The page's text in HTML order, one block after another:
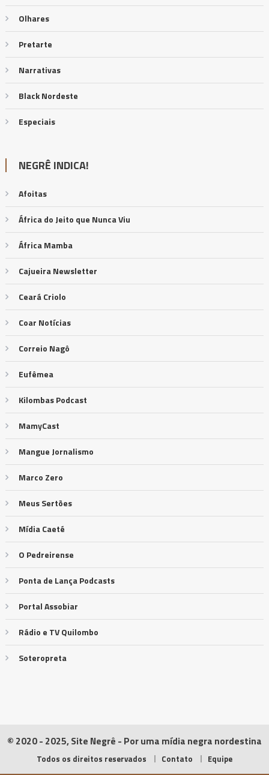
Olhares
Pretarte
Narrativas
Black Nordeste
Especiais
NEGRÊ INDICA!
Afoitas
África do Jeito que Nunca Viu
África Mamba
Cajueira Newsletter
Ceará Criolo
Coar Notícias
Correio Nagô
Eufêmea
Kilombas Podcast
MamyCast
Mangue Jornalismo
Marco Zero
Meus Sertões
Mídia Caeté
O Pedreirense
Ponta de Lança Podcasts
Portal Assobiar
Rádio e TV Quilombo
Soteropreta
© 2020 - 2025, Site Negrê - Por uma mídia negra nordestina
Todos os direitos reservados Contato Equipe